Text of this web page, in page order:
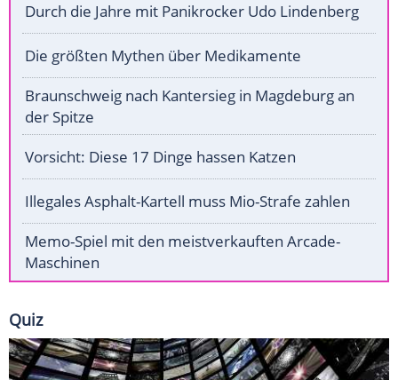
Durch die Jahre mit Panikrocker Udo Lindenberg
Die größten Mythen über Medikamente
Braunschweig nach Kantersieg in Magdeburg an
der Spitze
Vorsicht: Diese 17 Dinge hassen Katzen
Illegales Asphalt-Kartell muss Mio-Strafe zahlen
Memo-Spiel mit den meistverkauften Arcade-
Maschinen
Quiz